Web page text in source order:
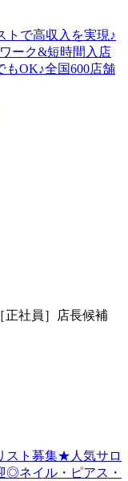
トで高収入を実現♪
ーク&短時間入店
OK♪全国600店舗
正社員］店長候補
スト募集★人気サロ
◎ネイル・ピアス・